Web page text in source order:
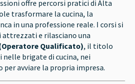
offre percorsi pratici di Alta
trasformare la cucina, la
in una professione reale. I corsi si
e rilasciano una
Qualificato), il titolo
nelle brigate di cucina, nei
avviare la propria impresa.